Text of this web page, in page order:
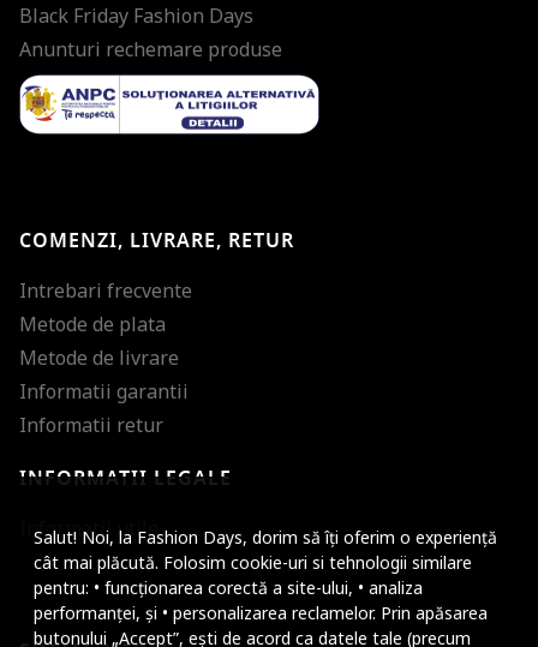
Salut! Noi, la Fashion Days, dorim să îți oferim o experiență
cât mai plăcută. Folosim cookie-uri si tehnologii similare
pentru: • funcționarea corectă a site-ului, • analiza
performanței, și • personalizarea reclamelor. Prin apăsarea
butonului „Accept”, ești de acord ca datele tale (precum
Black Friday Fashion Days
Anunturi rechemare produse
COMENZI, LIVRARE, RETUR
Intrebari frecvente
Metode de plata
Metode de livrare
Informatii garantii
Informatii retur
INFORMATII LEGALE
Informatii utile
Micsoreaza
Mareste spatierea